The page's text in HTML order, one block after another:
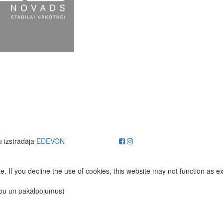
izstrādāja EDEVON
If you decline the use of cookies, this website may not function as
un pakalpojumus)